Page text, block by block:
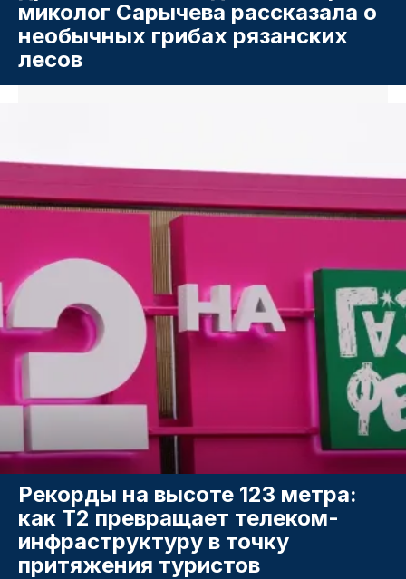
миколог Сарычева рассказала о
необычных грибах рязанских
лесов
Рекорды на высоте 123 метра:
как T2 превращает телеком-
инфраструктуру в точку
притяжения туристов